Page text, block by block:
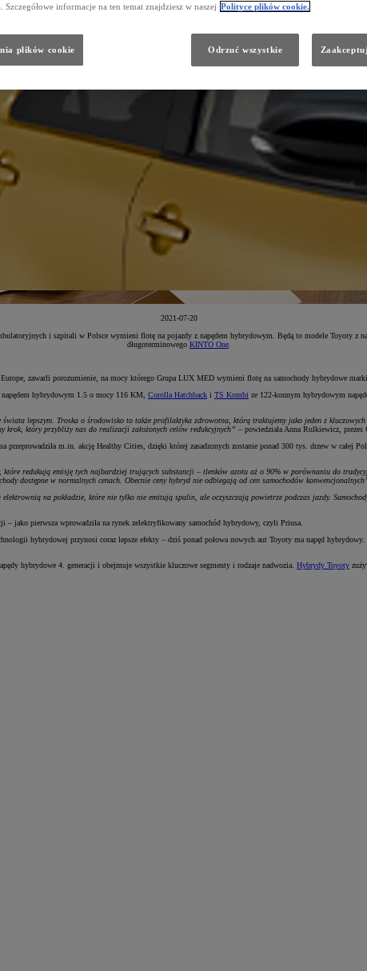
2021-07-20
i szpitali w Polsce wymieni flotę na pojazdy z napędem hybrydowym. Będą to modele Toyoty z
długoterminowego KINTO One
zawarli porozumienie, na mocy którego Grupa LUX MED wymieni flotę na samochody hybrydowe marki
napędem hybrydowym 1.5 o mocy 116 KM, Corolla Hatchback i TS Kombi ze 122-konnym hybrydowym
lepszym. Troska o środowisko to także profilaktyka zdrowotna, którą traktujemy jako jeden z
który przybliży nas do realizacji założonych celów redukcyjnych” – powiedziała Anna Rulkiewicz,
m.in. akcję Healthy Cities, dzięki której zasadzonych zostanie ponad 300 tys. drzew w całej
redukują emisję tych najbardziej trujących substancji – tlenków azotu aż o 90% w porównaniu do
dostępne w normalnych cenach. Obecnie ceny hybryd nie odbiegają od cen samochodów
na pokładzie, które nie tylko nie emitują spalin, ale oczyszczają powietrze podczas jazdy.
jako pierwsza wprowadziła na rynek zelektryfikowany samochód hybrydowy, czyli Priusa.
hybrydowej przynosi coraz lepsze efekty – dziś ponad połowa nowych aut Toyoty ma napęd
hybrydowe 4. generacji i obejmuje wszystkie kluczowe segmenty i rodzaje nadwozia. Hybrydy Toyoty
Szczegółowe informacje na ten temat znajdziesz w naszej Polityce plików cookie.
Odrzuć wszystkie
plików cookie